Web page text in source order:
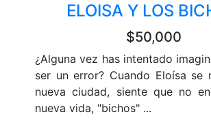
ELOISA Y LOS
$50,000
¿Alguna vez has intentado
ser un error? Cuando Eloísa se
nueva ciudad, siente que no
nueva vida, "bichos" ...